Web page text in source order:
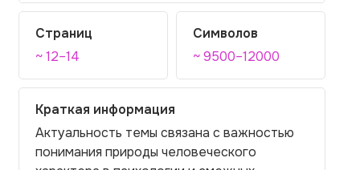
Страниц
~ 12–14
Символов
~ 9500–12000
Краткая информация
Актуальность темы связана с важностью
понимания природы человеческого